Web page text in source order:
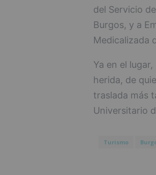
del Servicio
Burgos, y a
Medicalizada
Ya en el
herida, de
traslada más
Universitario
Turismo